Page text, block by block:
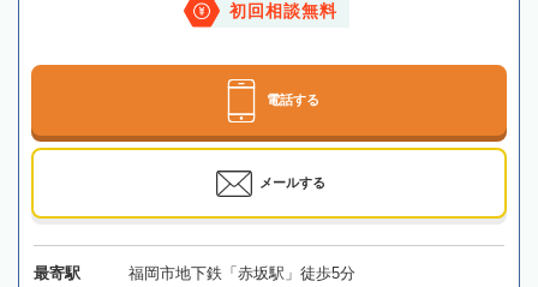
初回相談無料
電話する
メールする
最寄駅 福岡市地下鉄「赤坂駅」徒歩5分